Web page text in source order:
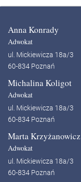
Anna Konrady
Adwokat
ul. Mickiewicza 18a/3
60-834 Poznań
Michalina Koligot
Adwokat
ul. Mickiewicza 18a/3
60-834 Poznań
Marta Krzyżanowicz
Adwokat
ul. Mickiewicza 18a/3
60-834 Poznań